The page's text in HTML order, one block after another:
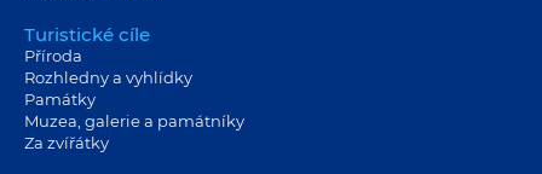
Turistické cíle
Příroda
Rozhledny a vyhlídky
Památky
Muzea, galerie a památníky
Za zvířátky